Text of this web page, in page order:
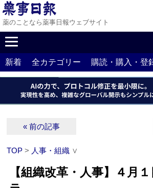
薬のことなら薬事日報ウェブサイト
新着 全カテゴリー 購読・購入・登
« 前の記事
TOP > 人事・組織 ∨
【組織改革・人事】４月